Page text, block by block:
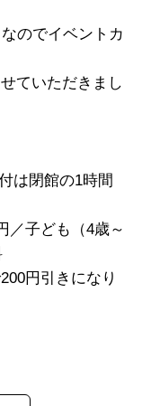
のでイベントカ
ていただきまし
は閉館の1時間
／子ども（4歳～
円引きになり